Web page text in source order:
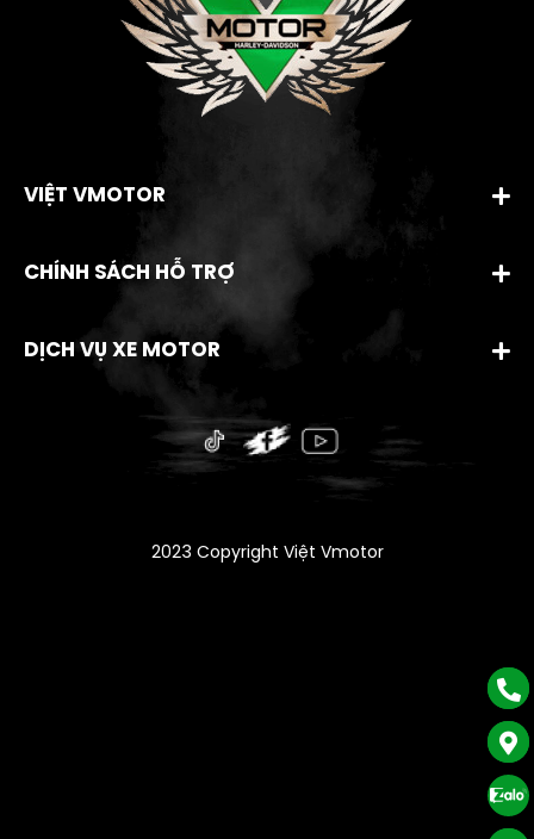
VIỆT VMOTOR
CHÍNH SÁCH HỖ TRỢ
DỊCH VỤ XE MOTOR
2023 Copyright Việt Vmotor